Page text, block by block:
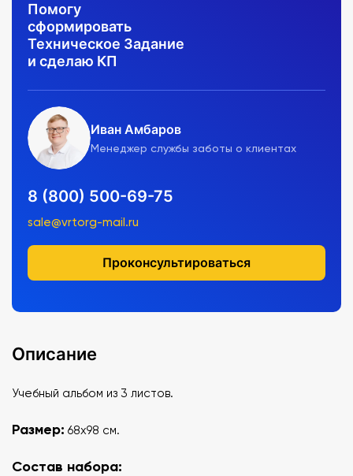
Помогу
сформировать
Техническое Задание
и сделаю КП
Иван Амбаров
Менеджер службы заботы о клиентах
8 (800) 500-69-75
sale@vrtorg-mail.ru
Проконсультироваться
Описание
Учебный альбом из 3 листов.
Размер: 68х98 см.
Состав набора: